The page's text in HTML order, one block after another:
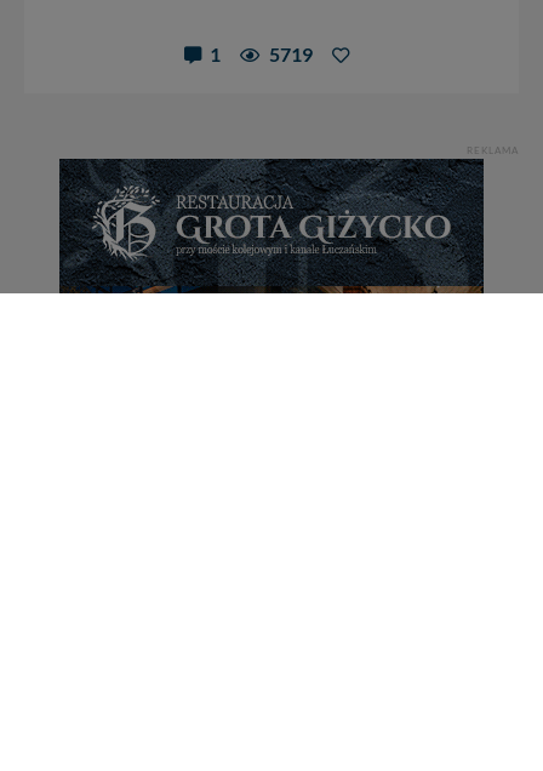
1 5719
REKLAMA